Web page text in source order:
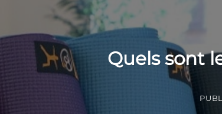
Quels sont